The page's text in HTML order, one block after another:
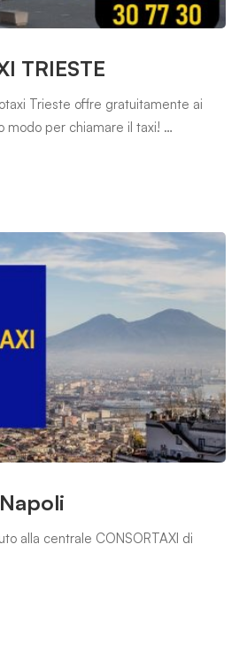
TRIESTE
Trieste offre gratuitamente ai
modo per chiamare il taxi! …
alla centrale CONSORTAXI di